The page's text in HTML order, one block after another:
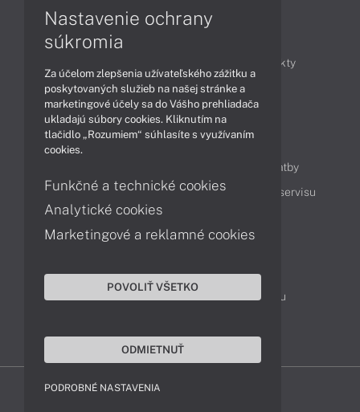
Produkty
Technológie
Videá
Obsah
Možnosti doručenia a platby
Podpora a servis
Servisné služby Cenník servisu
Kontakty
043 4224 771
Obchodné oddelenie
Reklamácia tovaru
Nastavenie ochrany
súkromia
Za účelom zlepšenia užívateľského zážitku a
poskytovaných služieb na našej stránke a
marketingové účely sa do Vášho prehliadača
ukladajú súbory cookies. Kliknutím na
tlačidlo „Rozumiem“ súhlasíte s využívaním
cookies.
Funkčné a technické cookies
Analytické cookies
Marketingové a reklamné cookies
POVOLIŤ VŠETKO
ODMIETNUŤ
PODROBNÉ NASTAVENIA